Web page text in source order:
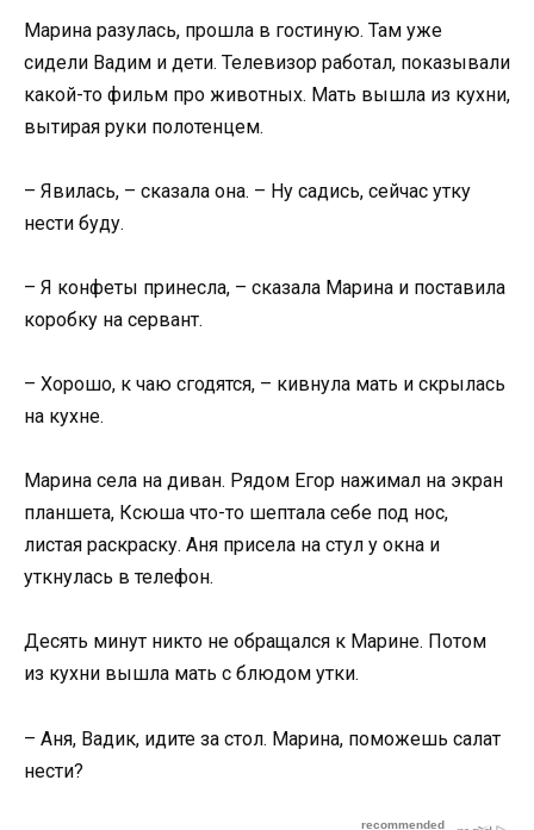
Марина разулась, прошла в гостиную. Там уже
сидели Вадим и дети. Телевизор работал, показывали
какой-то фильм про животных. Мать вышла из кухни,
вытирая руки полотенцем.
– Явилась, – сказала она. – Ну садись, сейчас утку
нести буду.
– Я конфеты принесла, – сказала Марина и поставила
коробку на сервант.
– Хорошо, к чаю сгодятся, – кивнула мать и скрылась
на кухне.
Марина села на диван. Рядом Егор нажимал на экран
планшета, Ксюша что-то шептала себе под нос,
листая раскраску. Аня присела на стул у окна и
уткнулась в телефон.
Десять минут никто не обращался к Марине. Потом
из кухни вышла мать с блюдом утки.
– Аня, Вадик, идите за стол. Марина, поможешь салат
нести?